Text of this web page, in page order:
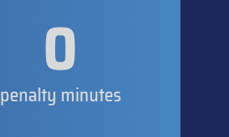
0
penalty minutes